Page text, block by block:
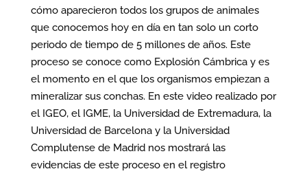
cómo aparecieron todos los grupos de animales
que conocemos hoy en día en tan solo un corto
periodo de tiempo de 5 millones de años. Este
proceso se conoce como Explosión Cámbrica y es
el momento en el que los organismos empiezan a
mineralizar sus conchas. En este video realizado por
el IGEO, el IGME, la Universidad de Extremadura, la
Universidad de Barcelona y la Universidad
Complutense de Madrid nos mostrará las
evidencias de este proceso en el registro